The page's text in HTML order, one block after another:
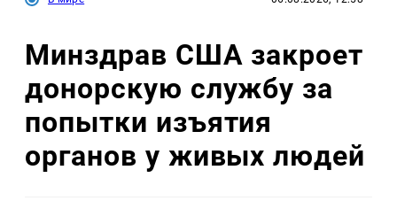
Минздрав США закроет
донорскую службу за
попытки изъятия
органов у живых людей